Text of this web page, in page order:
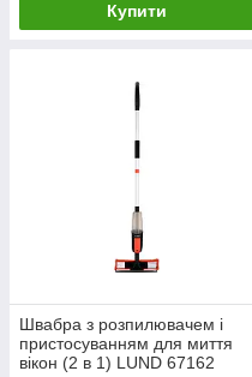
Купити
Швабра з розпилювачем і
пристосуванням для миття
вікон (2 в 1) LUND 67162